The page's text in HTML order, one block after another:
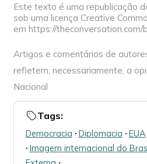
Este texto é uma republicação
sob uma licença Creative
em https://theconversation.com/
Artigos e comentários de
refletem, necessariamente, a
Nacional
Tags:
Democracia 🞌 Diplomacia 🞌 EUA
🞌 Imagem internacional do